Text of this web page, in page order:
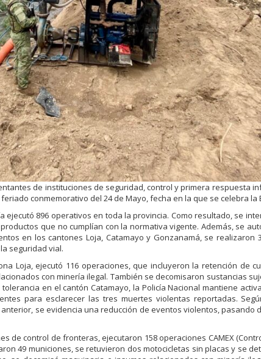
de instituciones de seguridad, control y primera respuesta
conmemorativo del 24 de Mayo, fecha en la que se celebra la
896 operativos en toda la provincia. Como resultado, se
que no cumplían con la normativa vigente. Además, se
en los cantones Loja, Catamayo y Gonzanamá, se realizaron
seguridad vial.
Loja, ejecutó 116 operaciones, que incluyeron la retención de
con minería ilegal. También se decomisaron sustancias
en el cantón Catamayo, la Policía Nacional mantiene
para esclarecer las tres muertes violentas reportadas.
se evidencia una reducción de eventos violentos, pasando
de control de fronteras, ejecutaron 158 operaciones CAMEX
49 municiones, se retuvieron dos motocicletas sin placas y se